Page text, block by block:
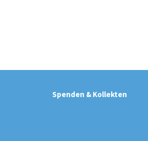
Spenden & Kollekten